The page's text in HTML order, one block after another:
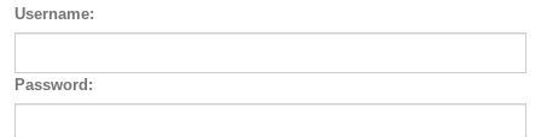
Username:
Password: